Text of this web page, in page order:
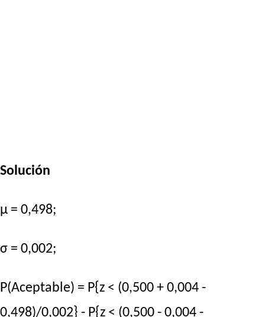
Solución
μ = 0,498;
σ = 0,002;
P(Aceptable) = P{z < (0,500 + 0,004 -
0,498)/0,002} - P{z < (0,500 - 0,004 -